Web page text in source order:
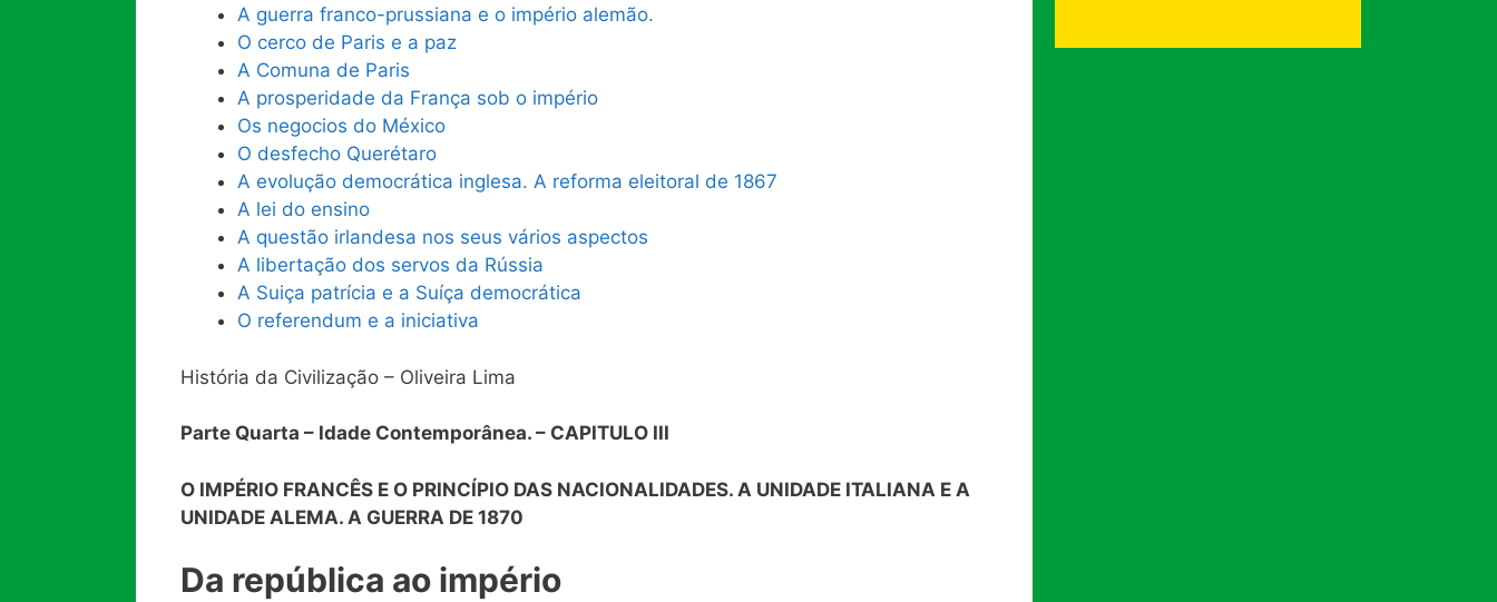
A guerra franco-prussiana e o império alemão.
O cerco de Paris e a paz
A Comuna de Paris
A prosperidade da França sob o império
Os negocios do México
O desfecho Querétaro
A evolução democrática inglesa. A reforma eleitoral de 1867
A lei do ensino
A questão irlandesa nos seus vários aspectos
A libertação dos servos da Rússia
A Suiça patrícia e a Suíça democrática
O referendum e a iniciativa
História da Civilização – Oliveira Lima
Parte Quarta – Idade Contemporânea. – CAPITULO III
O IMPÉRIO FRANCÊS E O PRINCÍPIO DAS NACIONALIDADES. A UNIDADE ITALIANA E A
UNIDADE ALEMA. A GUERRA DE 1870
Da república ao império